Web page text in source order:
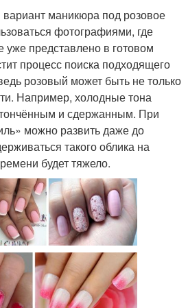
маникюра под розовое
фотографиями, где
представлено в готовом
процесс поиска подходящего
розовый может быть не только
Например, холодные тона
и сдержанным. При
можно развить даже до
такого облика на
будет тяжело.